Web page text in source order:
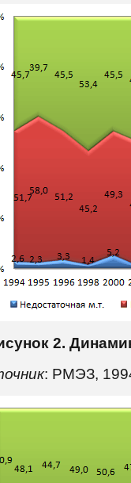
2.
: РМЭЗ,